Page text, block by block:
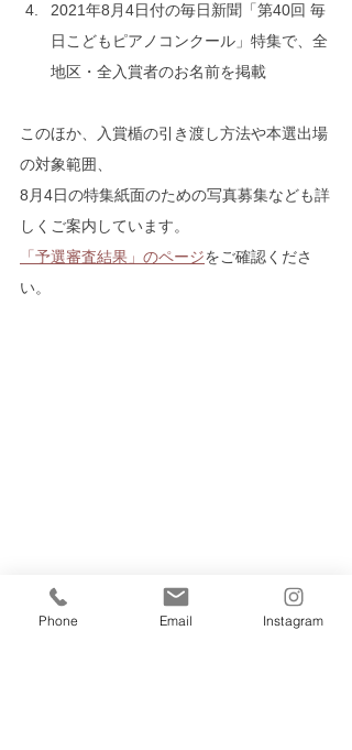
2021年8月4日付の毎日新聞「第40回 毎
日こどもピアノコンクール」特集で、全
地区・全入賞者のお名前を掲載
このほか、入賞楯の引き渡し方法や本選出場
の対象範囲、
8月4日の特集紙面のための写真募集なども詳
しくご案内しています。
「予選審査結果」のページをご確認くださ
い。
こどもピアノ
Phone Email Instagram